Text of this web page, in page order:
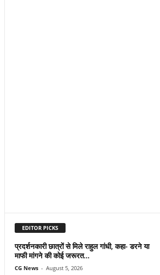
EDITOR PICKS
प्रदर्शनकारी छात्रों से मिले राहुल गांधी, कहा- डरने या
माफी मांगने की कोई जरूरत...
CG News - August 5, 2026